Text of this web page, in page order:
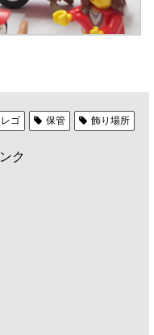
レゴ 保管 飾り場所
ク